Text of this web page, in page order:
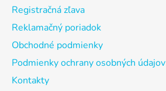
Registračná zľava
Reklamačný poriadok
Obchodné podmienky
Podmienky ochrany osobných údajov
Kontakty